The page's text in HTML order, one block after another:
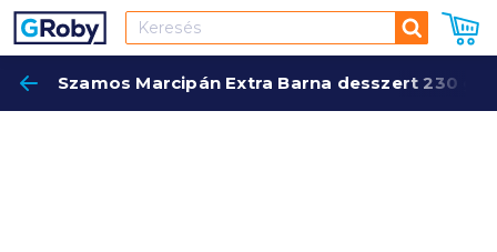
Keresés
Szamos Marcipán Extra Barna desszert 230 g